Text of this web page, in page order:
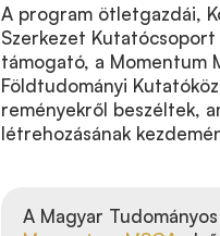
A program ötletgazdái,
Szerkezet Kutatócsoport
támogató, a Momentum
Földtudományi
reményekről beszéltek,
létrehozásának
A Magyar